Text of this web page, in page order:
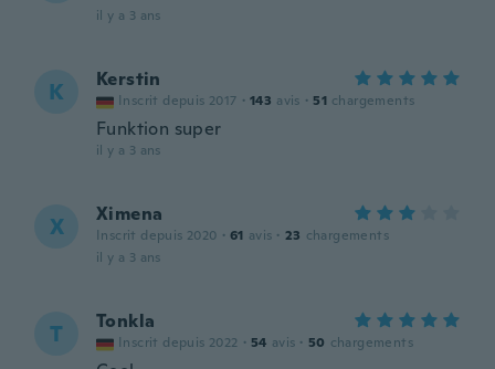
il y a 3 ans
K Kerstin
Inscrit depuis 2017 · 143 avis · 51 chargements
Funktion super
il y a 3 ans
X Ximena
Inscrit depuis 2020 · 61 avis · 23 chargements
il y a 3 ans
T Tonkla
Inscrit depuis 2022 · 54 avis · 50 chargements